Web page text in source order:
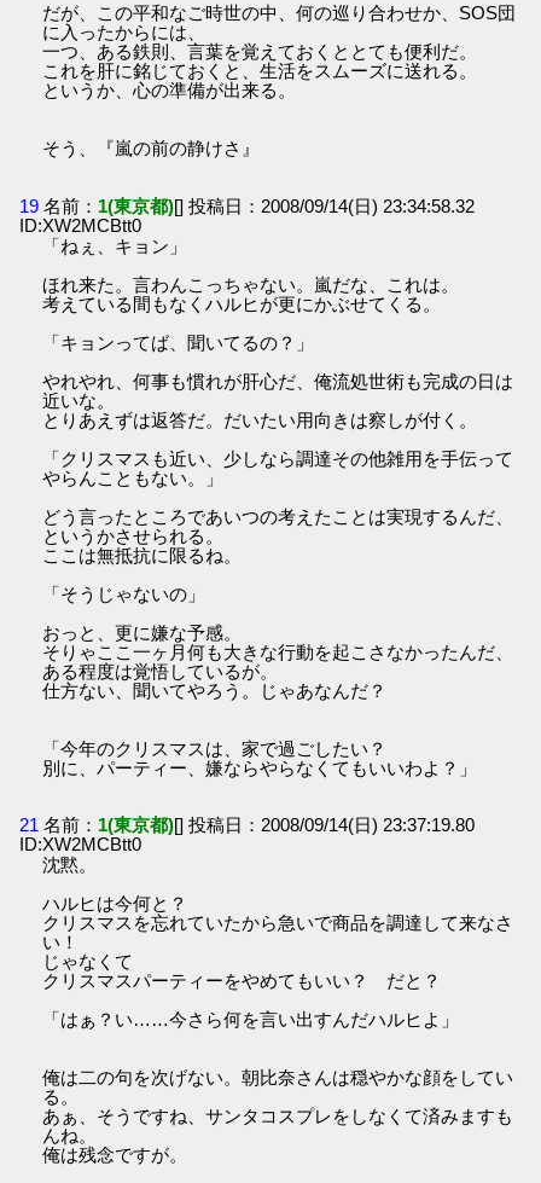
だが、この平和なご時世の中、何の巡り合わせか、SOS団
に入ったからには、
一つ、ある鉄則、言葉を覚えておくととても便利だ。
これを肝に銘じておくと、生活をスムーズに送れる。
というか、心の準備が出来る。
そう、『嵐の前の静けさ』
19 名前： 1(東京都)[] 投稿日：2008/09/14(日) 23:34:58.32
ID:XW2MCBtt0
「ねぇ、キョン」
ほれ来た。言わんこっちゃない。嵐だな、これは。
考えている間もなくハルヒが更にかぶせてくる。
「キョンってば、聞いてるの？」
やれやれ、何事も慣れが肝心だ、俺流処世術も完成の日は
近いな。
とりあえずは返答だ。だいたい用向きは察しが付く。
「クリスマスも近い、少しなら調達その他雑用を手伝って
やらんこともない。」
どう言ったところであいつの考えたことは実現するんだ、
というかさせられる。
ここは無抵抗に限るね。
「そうじゃないの」
おっと、更に嫌な予感。
そりゃここ一ヶ月何も大きな行動を起こさなかったんだ、
ある程度は覚悟しているが。
仕方ない、聞いてやろう。じゃあなんだ？
「今年のクリスマスは、家で過ごしたい？
別に、パーティー、嫌ならやらなくてもいいわよ？」
21 名前： 1(東京都)[] 投稿日：2008/09/14(日) 23:37:19.80
ID:XW2MCBtt0
沈黙。
ハルヒは今何と？
クリスマスを忘れていたから急いで商品を調達して来なさ
い！
じゃなくて
クリスマスパーティーをやめてもいい？ だと？
「はぁ？い……今さら何を言い出すんだハルヒよ」
俺は二の句を次げない。朝比奈さんは穏やかな顔をしてい
る。
あぁ、そうですね、サンタコスプレをしなくて済みますも
んね。
俺は残念ですが。